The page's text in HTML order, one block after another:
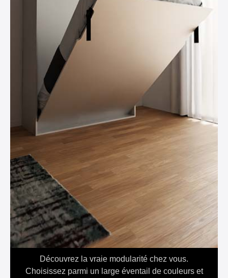
Découvrez la vraie modularité chez vous.
Choisissez parmi un large éventail de couleurs et